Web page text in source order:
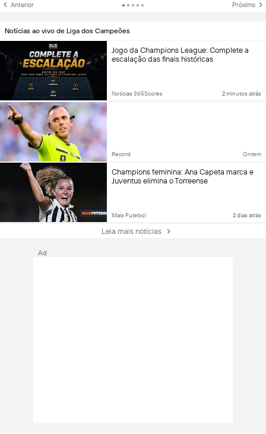
Anterior Próximo
Notícias ao vivo de Liga dos Campeões
Jogo da Champions League: Complete a
escalação das finais históricas
Notícias 365Scores 2 minutos atrás
Record Ontem
Champions feminina: Ana Capeta marca e
Juventus elimina o Torreense
Mais Futebol 2 dias atrás
Leia mais notícias
Ad